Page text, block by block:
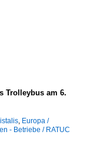
Trolleybus am 6.
, Europa /
- Betriebe / RATUC